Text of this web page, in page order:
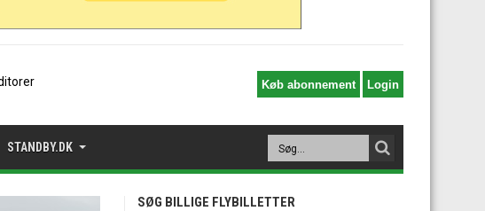
STANDBY.DK
SØG BILLIGE FLYBILLETTER